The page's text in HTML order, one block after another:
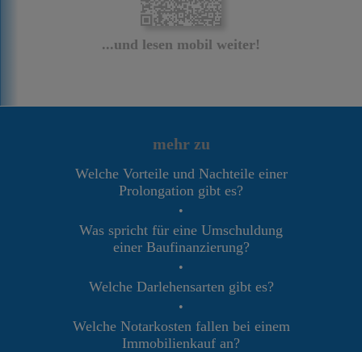
...und lesen mobil weiter!
mehr zu
Welche Vorteile und Nachteile einer
Prolongation gibt es?
•
Was spricht für eine Umschuldung
einer Baufinanzierung?
•
Welche Darlehensarten gibt es?
•
Welche Notarkosten fallen bei einem
Immobilienkauf an?